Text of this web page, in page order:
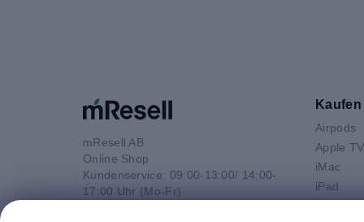
mResell AB
Online Shop
Kundenservice: 09:00-13:00/ 14:00-
17:00 Uhr (Mo-Fr)
Kaufen
Airpods
Apple TV
iMac
iPad